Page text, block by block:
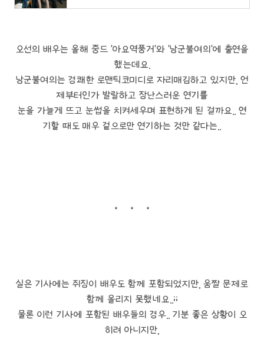
오선의 배우는 올해 중드 '아요역풍거'와 '낭군불여의'에 출연을
했는데요.
낭군불여의는 경쾌한 로맨틱코미디로 자리매김하고 있지만, 언
제부터인가 발랄하고 장난스러운 연기를
눈을 가늘게 뜨고 눈썹을 치켜세우며 표현하게 된 걸까요.. 연
기할 때도 매우 겉으로만 연기하는 것만 같다는..
실은 기사에는 쥐징이 배우도 함께 포함되었지만, 움짤 문제로
함께 올리지 못했네요..;;
물론 이런 기사에 포함된 배우들의 경우.. 기분 좋은 상황이 오
히려 아니지만,